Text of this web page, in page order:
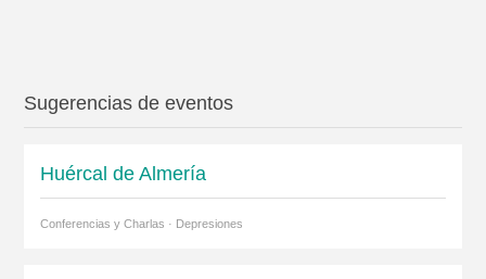
Sugerencias de eventos
Huércal de Almería
Conferencias y Charlas · Depresiones